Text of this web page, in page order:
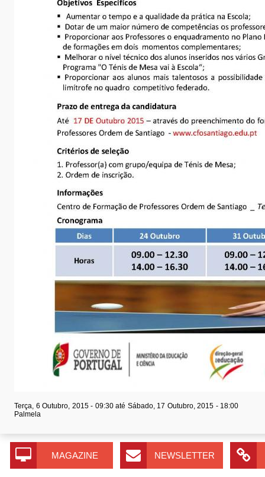
Terça, 6 Outubro, 2015 - 09:30até Sábado, 17 Outubro, 2015 - 18:00
Palmela
MAGAZINE NEWSLETTER